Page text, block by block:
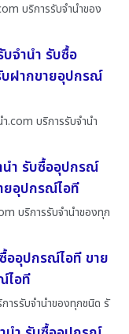
บริการรับจำนำของ
จำนำ รับซื้อ
บฝากขายอุปกรณ์
.com บริการรับจำนำ
นำ รับซื้ออุปกรณ์
ยอุปกรณ์ไอที
บริการรับจำนำของทุก
ออุปกรณ์ไอที ขาย
ไอที
ารรับจำนำของทุกชนิด รั